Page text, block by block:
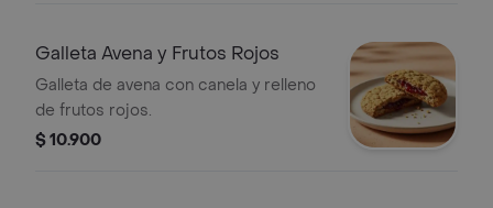
Galleta Avena y Frutos Rojos
Galleta de avena con canela y relleno
de frutos rojos.
$ 10.900